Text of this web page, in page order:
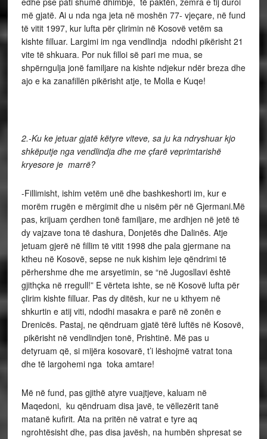
më gjatë. Ai u nda nga jeta në moshën 77- vjeçare, në fund
të vitit 1997, kur lufta për çlirimin në Kosovë vetëm sa
kishte filluar. Largimi im nga vendlindja ndodhi pikërisht 21
vite të shkuara. Por nuk filloi së pari me mua, se
shpërngulja jonë familjare na kishte ndjekur ndër breza dhe
ajo e ka zanafillën pikërisht atje, te Molla e Kuqe!
2.-Ku ke jetuar gjatë këtyre viteve, sa ju ka ndryshuar kjo
shkëputje nga vendlindja dhe me çfarë veprimtarishë
kryesore je marrë?
-Fillimisht, ishim vetëm unë dhe bashkeshorti im, kur e
morëm rrugën e mërgimit dhe u nisëm për në Gjermani.Më
pas, krijuam çerdhen tonë familjare, me ardhjen në jetë të
dy vajzave tona të dashura, Donjetës dhe Dalinës. Atje
jetuam gjerë në fillim të vitit 1998 dhe pala gjermane na
ktheu në Kosovë, sepse ne nuk kishim leje qëndrimi të
përhershme dhe me arsyetimin, se “në Jugosllavi është
gjithçka në rregull!” E vërteta ishte, se në Kosovë lufta për
çlirim kishte filluar. Pas dy ditësh, kur ne u kthyem në
shkurtin e atij viti, ndodhi masakra e parë në zonën e
Drenicës. Pastaj, ne qëndruam gjatë tërë luftës në Kosovë,
pikërisht në vendlindjen tonë, Prishtinë. Më pas u
detyruam që, si mijëra kosovarë, t’i lëshojmë vatrat tona
dhe të largohemi nga toka amtare!
Më në fund, pas gjithë atyre vuajtjeve, kaluam në
Maqedoni, ku qëndruam disa javë, te vëllezërit tanë
matanë kufirit. Ata na pritën në vatrat e tyre aq
ngrohtësisht dhe, pas disa javësh, na humbën shpresat se